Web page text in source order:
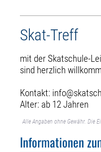
Skat-Treff
mit der Skatschule-
sind herzlich
Kontakt:
Alter: ab 12 Jahren
Alle Angaben ohne Gewähr. Die
Informationen